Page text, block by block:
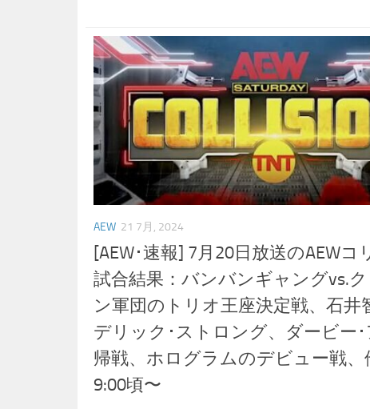
AEW 21 7月, 2024
[AEW･速報] 7月20日放送のAEWコ
試合結果：バンバンギャングvs.
ン軍団のトリオ王座決定戦、石井
デリック･ストロング、ダービー
帰戦、ホログラムのデビュー戦、
9:00頃〜